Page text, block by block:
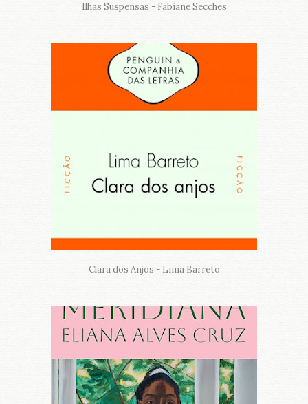
Ilhas Suspensas - Fabiane Secches
Clara dos Anjos - Lima Barreto